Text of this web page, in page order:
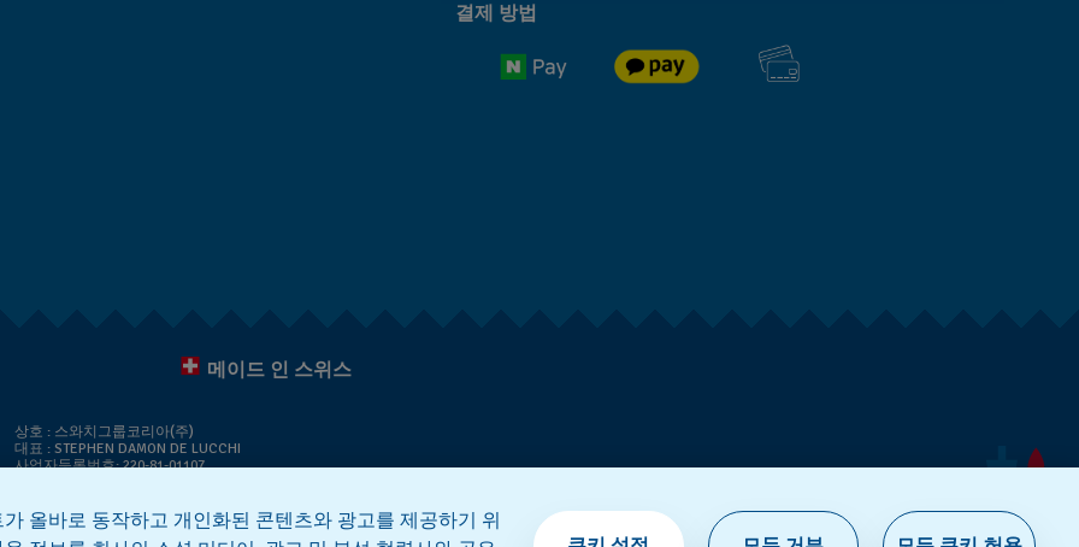
결제 방법
메이드 인 스위스
상호 : 스와치그룹코리아(주)
대표 : STEPHEN DAMON DE LUCCHI
사업자등록번호: 220-81-01107
문의 :connect@swatch.kr
호스팅서비스사업자: www.akamai.com
올바로 동작하고 개인화된 콘텐츠와 광고를 제공하기 위